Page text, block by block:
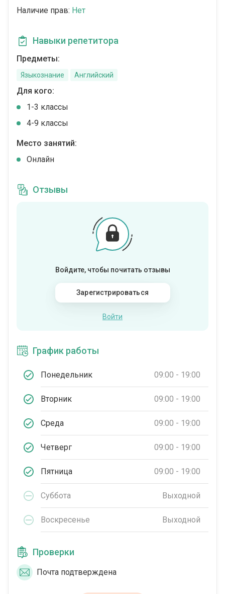
Наличие прав: Нет
Навыки репетитора
Предметы:
Языкознание Английский
Для кого:
1-3 классы
4-9 классы
Место занятий:
Онлайн
Отзывы
Войдите, чтобы почитать отзывы
Зарегистрироваться
Войти
График работы
Понедельник 09:00 - 19:00
Вторник 09:00 - 19:00
Среда 09:00 - 19:00
Четверг 09:00 - 19:00
Пятница 09:00 - 19:00
Суббота Выходной
Воскресенье Выходной
Проверки
Почта подтверждена